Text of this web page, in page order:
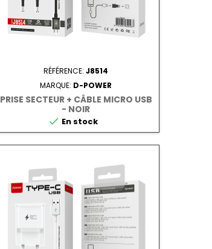
RÉFÉRENCE:J8514
MARQUE: D-POWER
PRISE SECTEUR + CÂBLE MICRO USB
- NOIR
 En stock